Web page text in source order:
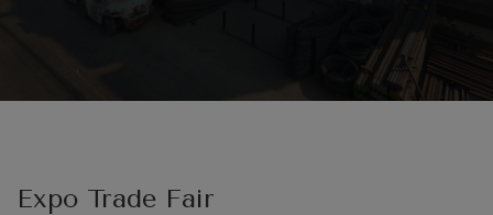
Expo Trade Fair